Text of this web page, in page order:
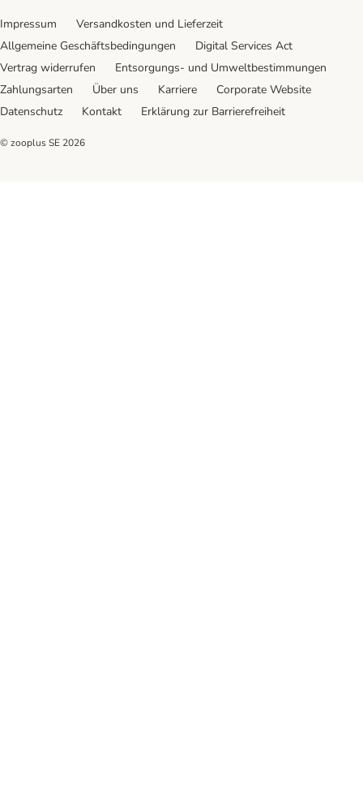
Impressum
Versandkosten und Lieferzeit
Allgemeine Geschäftsbedingungen
Digital Services Act
Vertrag widerrufen
Entsorgungs- und Umweltbestimmungen
Zahlungsarten
Über uns Karriere
Corporate Website
Datenschutz
Kontakt Erklärung zur Barrierefreiheit
© zooplus SE 2026